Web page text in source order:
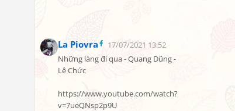
La Piovra
17/07/2021 13:52
Những làng đi qua - Quang Dũng -
Lê Chức
https://www.youtube.com/watch?
v=7ueQNsp2p9U